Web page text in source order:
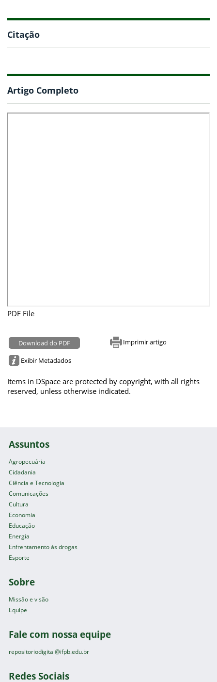
Citação
Artigo Completo
PDF File
Download do PDF Imprimir artigo
Exibir Metadados
Items in DSpace are protected by copyright, with all rights
reserved, unless otherwise indicated.
Assuntos
Agropecuária
Cidadania
Ciência e Tecnologia
Comunicações
Cultura
Economia
Educação
Energia
Enfrentamento às drogas
Esporte
Sobre
Missão e visão
Equipe
Fale com nossa equipe
repositoriodigital@ifpb.edu.br
Redes Sociais